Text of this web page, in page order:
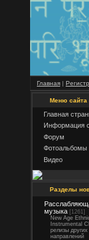
Главная |
Меню сайта
Главная
Информация
Форум
Фотоальбомы
Видео
Разделы
музыка [1261]
New Age
Instrumental
релизы
направлений